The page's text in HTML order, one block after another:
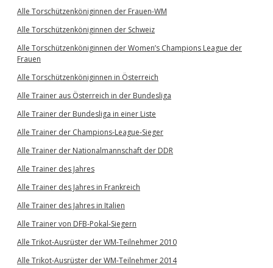
Alle Torschützenköniginnen der Frauen-WM
Alle Torschützenköniginnen der Schweiz
Alle Torschützenköniginnen der Women’s Champions League der
Frauen
Alle Torschützenköniginnen in Österreich
Alle Trainer aus Österreich in der Bundesliga
Alle Trainer der Bundesliga in einer Liste
Alle Trainer der Champions-League-Sieger
Alle Trainer der Nationalmannschaft der DDR
Alle Trainer des Jahres
Alle Trainer des Jahres in Frankreich
Alle Trainer des Jahres in Italien
Alle Trainer von DFB-Pokal-Siegern
Alle Trikot-Ausrüster der WM-Teilnehmer 2010
Alle Trikot-Ausrüster der WM-Teilnehmer 2014